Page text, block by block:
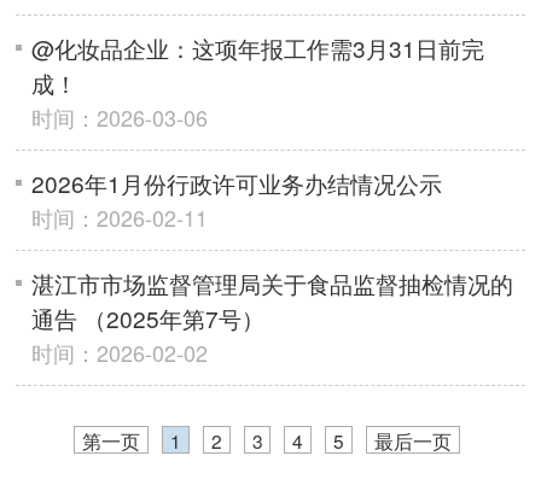
@化妆品企业：这项年报工作需3月31日前完
成！
时间：2026-03-06
2026年1月份行政许可业务办结情况公示
时间：2026-02-11
湛江市市场监督管理局关于食品监督抽检情况的
通告 （2025年第7号）
时间：2026-02-02
第一页 1 2 3 4 5 最后一页